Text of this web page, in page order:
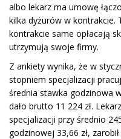
albo lekarz ma umowę
kilka dyżurów w kontrakcie.
kontrakcie same opłacają
utrzymują swoje firmy.
Z ankiety wynika, że w
stopniem specjalizacji
średnia stawka godzinowa
dało brutto 11 224 zł.
specjalizacji przy średnio
godzinowej 33,66 zł,